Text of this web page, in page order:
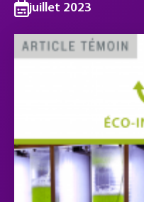
juillet 2023